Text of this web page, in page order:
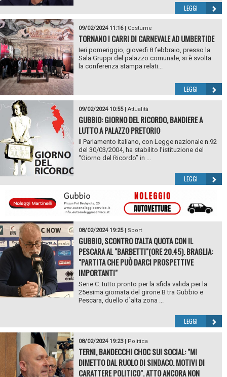
LEGGI
09/02/2024 11:16| Costume
TORNANO I CARRI DI CARNEVALE AD UMBERTIDE
Ieri pomeriggio, giovedì 8 febbraio, presso la
Sala Gruppi del palazzo comunale, si è svolta
la conferenza stampa relati...
LEGGI
09/02/2024 10:55| Attualità
GUBBIO: GIORNO DEL RICORDO, BANDIERE A
LUTTO A PALAZZO PRETORIO
Il Parlamento italiano, con Legge nazionale n.92
del 30/03/2004, ha stabilito l’istituzione del
“Giorno del Ricordo” in ...
LEGGI
08/02/2024 19:25| Sport
GUBBIO, SCONTRO D'ALTA QUOTA CON IL
PESCARA AL "BARBETTI"(ORE 20.45). BRAGLIA:
"PARTITA CHE PUÒ DARCI PROSPETTIVE
IMPORTANTI"
Serie C: tutto pronto per la sfida valida per la
25esima giornata del girone B tra Gubbio e
Pescara, duello d`alta zona ...
LEGGI
08/02/2024 19:23| Politica
TERNI, BANDECCHI CHOC SUI SOCIAL: "MI
DIMETTO DAL RUOLO DI SINDACO. MOTIVI DI
CARATTERE POLITICO". ATTO ANCORA NON